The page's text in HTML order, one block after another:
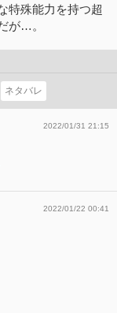
特殊能力を持つ超
が…。
ネタバレ
2022/01/31 21:15
2022/01/22 00:41